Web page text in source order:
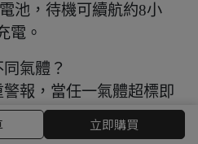
立即購買
池，待機可續航約8小
電。
氣體？
報，當任一氣體超標即